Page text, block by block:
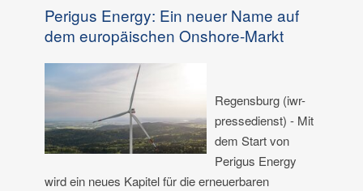
Perigus Energy: Ein neuer Name auf
dem europäischen Onshore-Markt
Regensburg (iwr-
pressedienst) - Mit
dem Start von
Perigus Energy
wird ein neues Kapitel für die erneuerbaren